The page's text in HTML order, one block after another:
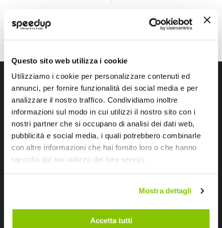
Questo sito web utilizza i cookie
Utilizziamo i cookie per personalizzare contenuti ed
annunci, per fornire funzionalità dei social media e per
analizzare il nostro traffico. Condividiamo inoltre
informazioni sul modo in cui utilizzi il nostro sito con i
nostri partner che si occupano di analisi dei dati web,
pubblicità e social media, i quali potrebbero combinarle
con altre informazioni che hai fornito loro o che hanno
raccolto dal tuo utilizzo dei loro servizi.
Mostra dettagli
Accetta tutti
Iscriviti alla newsletter Speedup
Ricevi subito uno sconto del 10% per il tuo primo acquisto online!